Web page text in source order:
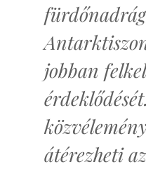
jobban
átérezheti